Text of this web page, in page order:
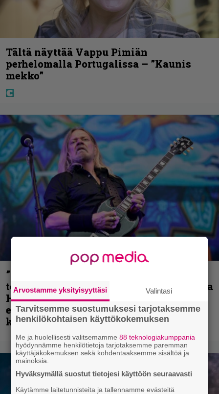
Tältä näyttää Vappu Pimiän
perhelomalla Portugalissa – ”Kaunis
mekko”
”Metallica on tiukempi kuin koskaan ja
te haluatte jonkun nulikan yrittävän olla
Hetfield?” – Pepper Keenan muisteli
ensimmäistä koesoittoaan hevijätin
kanssa
Arvostamme yksityisyyttäsi Valintasi
Tarvitsemme suostumuksesi tarjotaksemme
henkilökohtaisen käyttökokemuksen
Me ja huolellisesti valitsemamme88 teknologiakumppania
hyödynnämme henkilötietoja tarjotaksemme paremman
käyttäjäkokemuksen sekä kohdentaaksemme sisältöä ja
mainoksia.
Hyväksymällä suostut tietojesi käyttöön seuraavasti
Käytämme laitetunnisteita ja tallennamme evästeitä